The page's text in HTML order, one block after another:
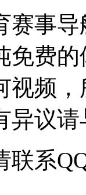
赛事
免费
视频
异议
系